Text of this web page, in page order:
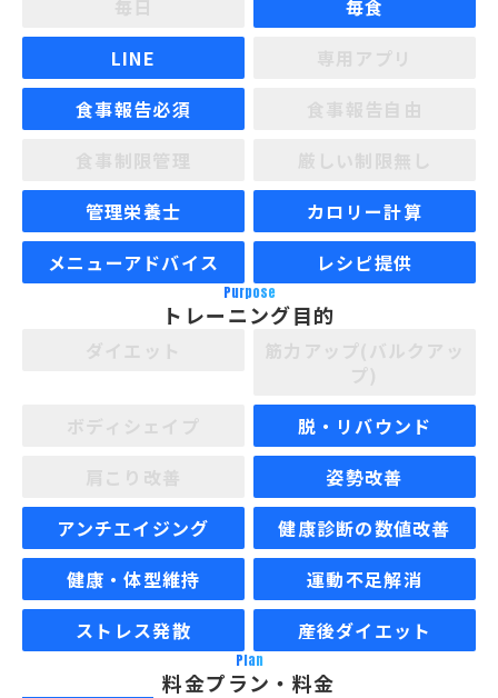
毎食
LINE
食事報告必須
管理栄養士
カロリー計算
メニューアドバイス
レシピ提供
Purpose
トレーニング目的
脱・リバウンド
姿勢改善
アンチエイジング
健康診断の数値改善
健康・体型維持
運動不足解消
ストレス発散
産後ダイエット
Plan
料金プラン・料金